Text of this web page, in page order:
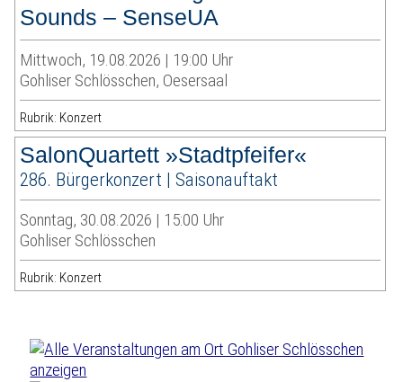
Sounds – SenseUA
Mittwoch, 19.08.2026 | 19:00 Uhr
Gohliser Schlösschen, Oesersaal
Rubrik: Konzert
SalonQuartett »Stadtpfeifer«
286. Bürgerkonzert | Saisonauftakt
Sonntag, 30.08.2026 | 15:00 Uhr
Gohliser Schlösschen
Rubrik: Konzert